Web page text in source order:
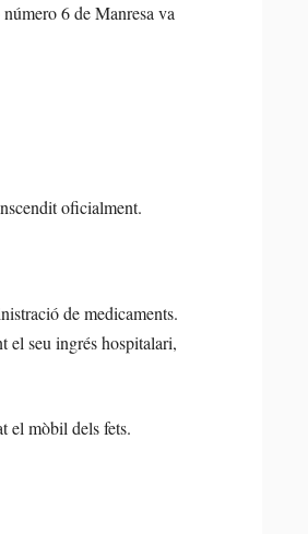
6 de Manresa va
oficialment.
de medicaments.
el seu ingrés hospitalari,
el mòbil dels fets.